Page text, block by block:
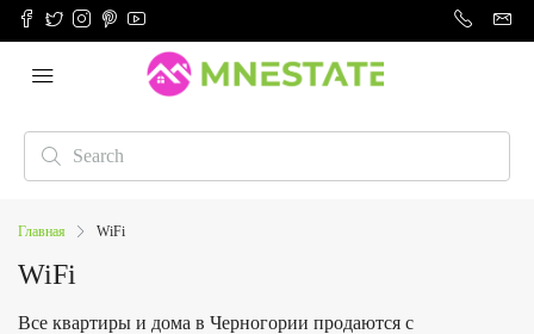
Главная WiFi
WiFi
Все квартиры и дома в Черногории продаются с